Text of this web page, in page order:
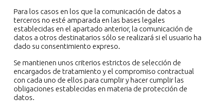
Para los casos en los que la comunicación de datos a
terceros no esté amparada en las bases legales
establecidas en el apartado anterior, la comunicación de
datos a otros destinatarios sólo se realizará si el usuario ha
dado su consentimiento expreso.
Se mantienen unos criterios estrictos de selección de
encargados de tratamiento y el compromiso contractual
con cada uno de ellos para cumplir y hacer cumplir las
obligaciones establecidas en materia de protección de
datos.